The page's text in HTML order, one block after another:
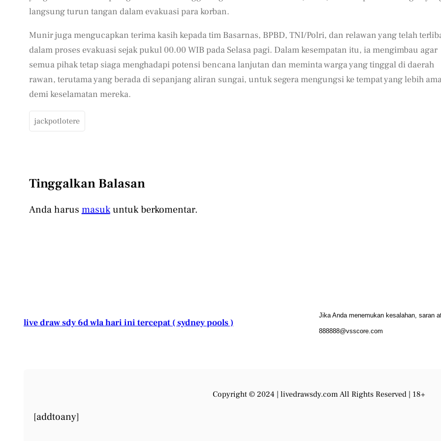
langsung turun tangan dalam evakuasi para korban.
Munir juga mengucapkan terima kasih kepada tim Basarnas, BPBD, TNI/Polri, dan relawan yang telah
dalam proses evakuasi sejak pukul 00.00 WIB pada Selasa pagi. Dalam kesempatan itu, ia mengimbau agar
semua pihak tetap siaga menghadapi potensi bencana lanjutan dan meminta warga yang tinggal di daerah
rawan, terutama yang berada di sepanjang aliran sungai, untuk segera mengungsi ke tempat yang lebih
demi keselamatan mereka.
jackpotlotere
Tinggalkan Balasan
Anda harusmasukuntuk berkomentar.
live draw sdy 6d wla hari ini tercepat ( sydney pools )
Jika Anda menemukan kesalahan, saran
888888@vsscore.com
Copyright © 2024 | livedrawsdy.com All Rights Reserved | 18+
[addtoany]